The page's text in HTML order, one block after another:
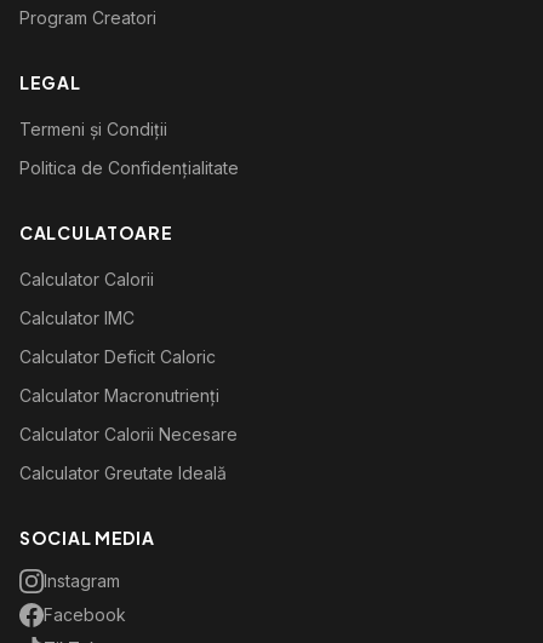
Program Creatori
LEGAL
Termeni și Condiții
Politica de Confidențialitate
CALCULATOARE
Calculator Calorii
Calculator IMC
Calculator Deficit Caloric
Calculator Macronutrienți
Calculator Calorii Necesare
Calculator Greutate Ideală
SOCIAL MEDIA
Instagram
Facebook